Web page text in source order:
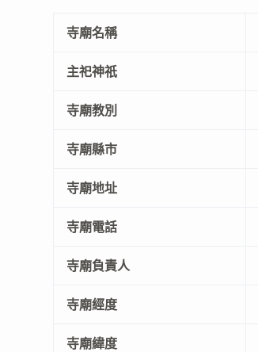
寺廟名稱
主祀神祇
寺廟教別
寺廟縣市
寺廟地址
寺廟電話
寺廟負責人
寺廟經度
寺廟緯度